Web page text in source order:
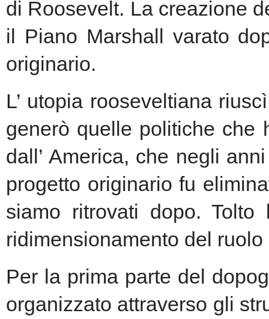
di Roosevelt. La creazione
il Piano Marshall varato
originario.
L’ utopia rooseveltiana
generò quelle politiche che
dall’ America, che negli
progetto originario fu
siamo ritrovati dopo.
ridimensionamento del
Per la prima parte del
organizzato attraverso gli